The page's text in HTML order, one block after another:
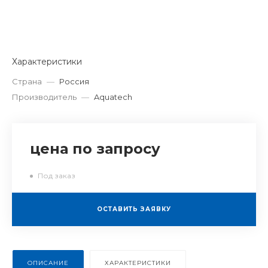
Характеристики
Страна — Россия
Производитель — Aquatech
цена по запросу
Под заказ
ОСТАВИТЬ ЗАЯВКУ
ОПИСАНИЕ ХАРАКТЕРИСТИКИ